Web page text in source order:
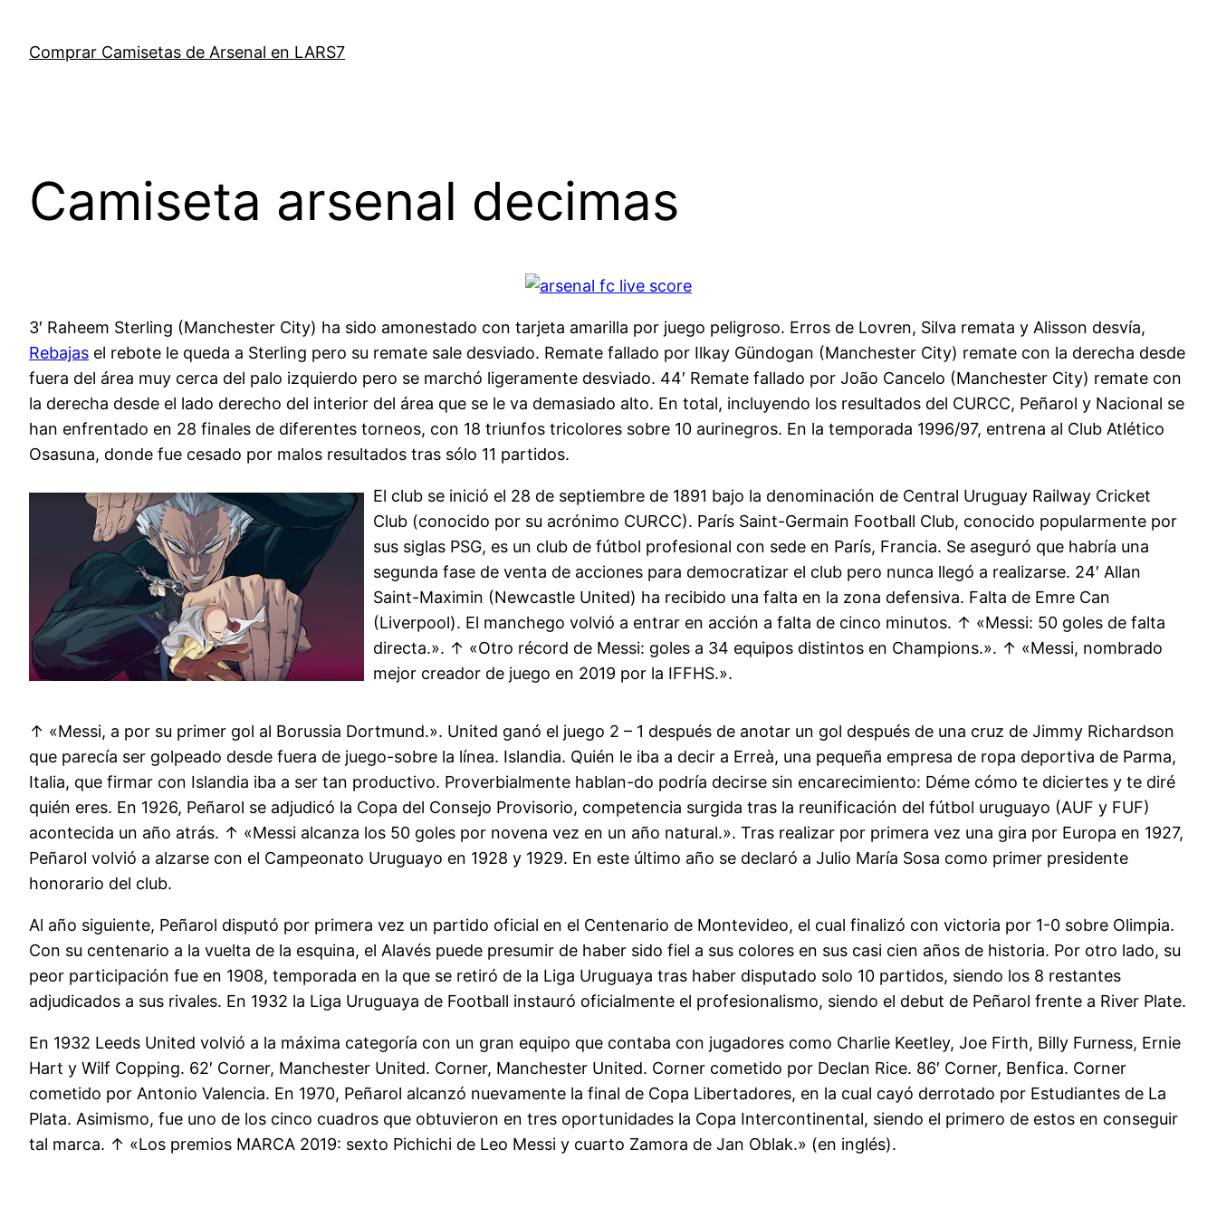
contenido
Comprar Camisetas de Arsenal en LARS7
Camiseta arsenal decimas
3′ Raheem Sterling (Manchester City) ha sido amonestado con tarjeta amarilla por juego peligroso. Erros de Lovren, Silva remata y Alisson desvía,
Rebajas el rebote le queda a Sterling pero su remate sale desviado. Remate fallado por Ilkay Gündogan (Manchester City) remate con la derecha desde
fuera del área muy cerca del palo izquierdo pero se marchó ligeramente desviado. 44′ Remate fallado por João Cancelo (Manchester City) remate con
la derecha desde el lado derecho del interior del área que se le va demasiado alto. En total, incluyendo los resultados del CURCC, Peñarol y Nacional se
han enfrentado en 28 finales de diferentes torneos, con 18 triunfos tricolores sobre 10 aurinegros. En la temporada 1996/97, entrena al Club Atlético
Osasuna, donde fue cesado por malos resultados tras sólo 11 partidos.
El club se inició el 28 de septiembre de 1891 bajo la denominación de Central Uruguay Railway Cricket
Club (conocido por su acrónimo CURCC). París Saint-Germain Football Club, conocido popularmente por
sus siglas PSG, es un club de fútbol profesional con sede en París, Francia. Se aseguró que habría una
segunda fase de venta de acciones para democratizar el club pero nunca llegó a realizarse. 24′ Allan
Saint-Maximin (Newcastle United) ha recibido una falta en la zona defensiva. Falta de Emre Can
(Liverpool). El manchego volvió a entrar en acción a falta de cinco minutos. ↑ «Messi: 50 goles de falta
directa.». ↑ «Otro récord de Messi: goles a 34 equipos distintos en Champions.». ↑ «Messi, nombrado
mejor creador de juego en 2019 por la IFFHS.».
↑ «Messi, a por su primer gol al Borussia Dortmund.». United ganó el juego 2 – 1 después de anotar un gol después de una cruz de Jimmy Richardson
que parecía ser golpeado desde fuera de juego-sobre la línea. Islandia. Quién le iba a decir a Erreà, una pequeña empresa de ropa deportiva de Parma,
Italia, que firmar con Islandia iba a ser tan productivo. Proverbialmente hablan-do podría decirse sin encarecimiento: Déme cómo te diciertes y te diré
quién eres. En 1926, Peñarol se adjudicó la Copa del Consejo Provisorio, competencia surgida tras la reunificación del fútbol uruguayo (AUF y FUF)
acontecida un año atrás. ↑ «Messi alcanza los 50 goles por novena vez en un año natural.». Tras realizar por primera vez una gira por Europa en 1927,
Peñarol volvió a alzarse con el Campeonato Uruguayo en 1928 y 1929. En este último año se declaró a Julio María Sosa como primer presidente
honorario del club.
Al año siguiente, Peñarol disputó por primera vez un partido oficial en el Centenario de Montevideo, el cual finalizó con victoria por 1-0 sobre Olimpia.
Con su centenario a la vuelta de la esquina, el Alavés puede presumir de haber sido fiel a sus colores en sus casi cien años de historia. Por otro lado, su
peor participación fue en 1908, temporada en la que se retiró de la Liga Uruguaya tras haber disputado solo 10 partidos, siendo los 8 restantes
adjudicados a sus rivales. En 1932 la Liga Uruguaya de Football instauró oficialmente el profesionalismo, siendo el debut de Peñarol frente a River Plate.
En 1932 Leeds United volvió a la máxima categoría con un gran equipo que contaba con jugadores como Charlie Keetley, Joe Firth, Billy Furness, Ernie
Hart y Wilf Copping. 62′ Corner, Manchester United. Corner, Manchester United. Corner cometido por Declan Rice. 86′ Corner, Benfica. Corner
cometido por Antonio Valencia. En 1970, Peñarol alcanzó nuevamente la final de Copa Libertadores, en la cual cayó derrotado por Estudiantes de La
Plata. Asimismo, fue uno de los cinco cuadros que obtuvieron en tres oportunidades la Copa Intercontinental, siendo el primero de estos en conseguir
tal marca. ↑ «Los premios MARCA 2019: sexto Pichichi de Leo Messi y cuarto Zamora de Jan Oblak.» (en inglés).